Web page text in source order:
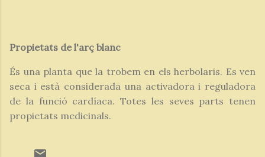
Propietats de l'arç blanc
És una planta que la trobem en els herbolaris. Es ven
seca i està considerada una activadora i reguladora
de la funció cardíaca. Totes les seves parts tenen
propietats medicinals.